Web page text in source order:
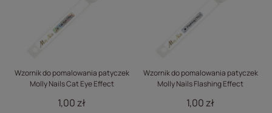
Wzornik do pomalowania patyczek
Molly Nails Cat Eye Effect
1,00 zł
Wzornik do pomalowania patyczek
Molly Nails Flashing Effect
1,00 zł